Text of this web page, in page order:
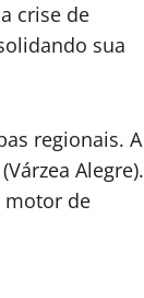
crise de
sua
regionais. A
Alegre).
motor de